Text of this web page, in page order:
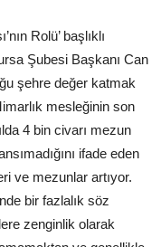
Rolü’ başlıklı
Şubesi Başkanı Can
şehre değer katmak
mesleğinin son
4 bin civarı mezun
ifade eden
ve mezunlar artıyor.
bir fazlalık söz
zenginlik olarak